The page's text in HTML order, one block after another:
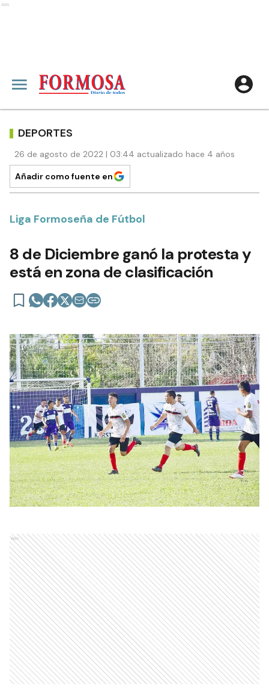
Ads
DEPORTES
26 de agosto de 2022 | 03:44 actualizado hace 4 años
Añadir como fuente en
Liga Formoseña de Fútbol
8 de Diciembre ganó la protesta y
está en zona de clasificación
Ads